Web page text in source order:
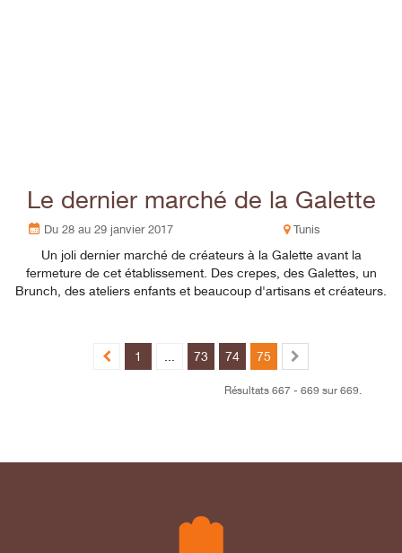
Le dernier marché de la Galette
Du 28 au 29 janvier 2017 Tunis
Un joli dernier marché de créateurs à la Galette avant la
fermeture de cet établissement. Des crepes, des Galettes, un
Brunch, des ateliers enfants et beaucoup d'artisans et créateurs.
1 73 74 75
Résultats 667 - 669 sur 669.